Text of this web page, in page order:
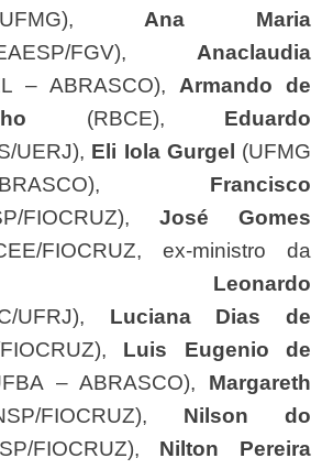
Ana Maria
FGV), Anaclaudia
– ABRASCO), Armando de
(RBCE), Eduardo
UERJ), Eli Iola Gurgel
(UFMG
Francisco
FIOCRUZ), José Gomes
FIOCRUZ, ex-ministro da
Leonardo
UFRJ), Luciana Dias de
Luis Eugenio de
– ABRASCO), Margareth
FIOCRUZ), Nilson do
FIOCRUZ), Nilton Pereira